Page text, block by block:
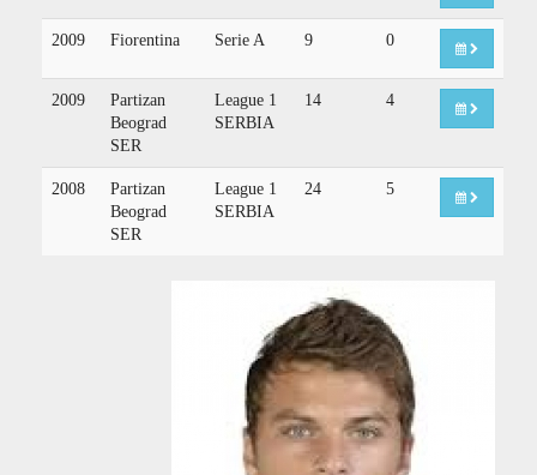
2009 Fiorentina Serie A 9 0
2009
Partizan
Beograd
SER
League 1
SERBIA
14 4
2008
Partizan
Beograd
SER
League 1
SERBIA
24 5